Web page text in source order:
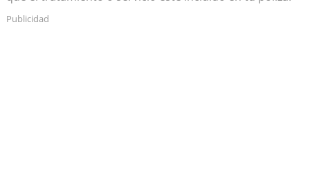
Publicidad